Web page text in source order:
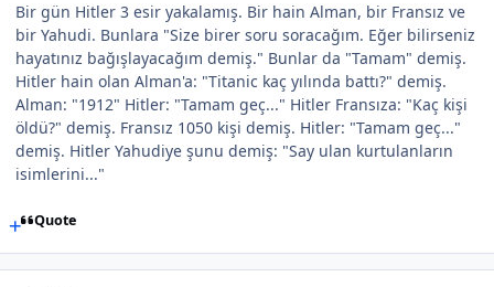
Bir gün Hitler 3 esir yakalamış. Bir hain Alman, bir Fransız ve
bir Yahudi. Bunlara "Size birer soru soracağım. Eğer bilirseniz
hayatınız bağışlayacağım demiş." Bunlar da "Tamam" demiş.
Hitler hain olan Alman'a: "Titanic kaç yılında battı?" demiş.
Alman: "1912" Hitler: "Tamam geç..." Hitler Fransıza: "Kaç kişi
öldü?" demiş. Fransız 1050 kişi demiş. Hitler: "Tamam geç..."
demiş. Hitler Yahudiye şunu demiş: "Say ulan kurtulanların
isimlerini..."
Quote